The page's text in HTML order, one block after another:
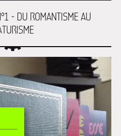
- DU ROMANTISME AU